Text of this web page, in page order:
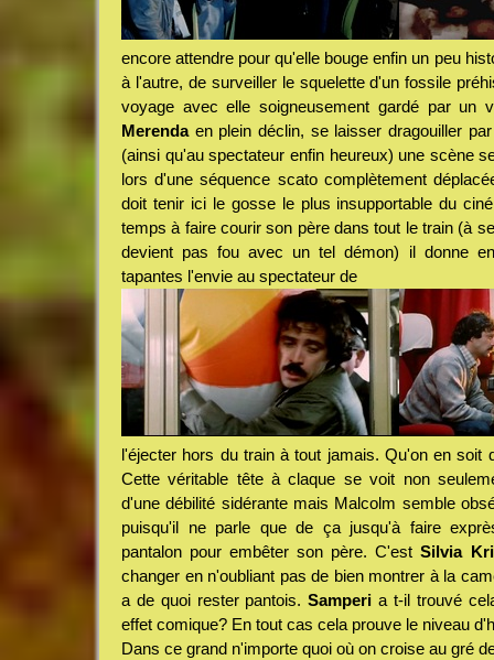
encore attendre pour qu'elle bouge enfin un peu
à l'autre, de surveiller le squelette d'un fossile
voyage avec elle soigneusement gardé par un
Merendaen plein déclin, se laisser dragouiller
(ainsi qu'au spectateur enfin heureux) une scène
lors d'une séquence scato complètement
doit tenir ici le gosse le plus insupportable du
temps à faire courir son père dans tout le train (à
devient pas fou avec un tel démon) il donne
tapantes l'envie au spectateur de
l'éjecter hors du train à tout jamais. Qu'on en soit
Cette véritable tête à claque se voit non
d'une débilité sidérante mais Malcolm semble
puisqu'il ne parle que de ça jusqu'à faire
pantalon pour embêter son père. C'estSilvia
changer en n'oubliant pas de bien montrer à la
a de quoi rester pantois.Samperi a t-il trouvé
effet comique? En tout cas cela prouve le niveau
Dans ce grand n'importe quoi où on croise au gré